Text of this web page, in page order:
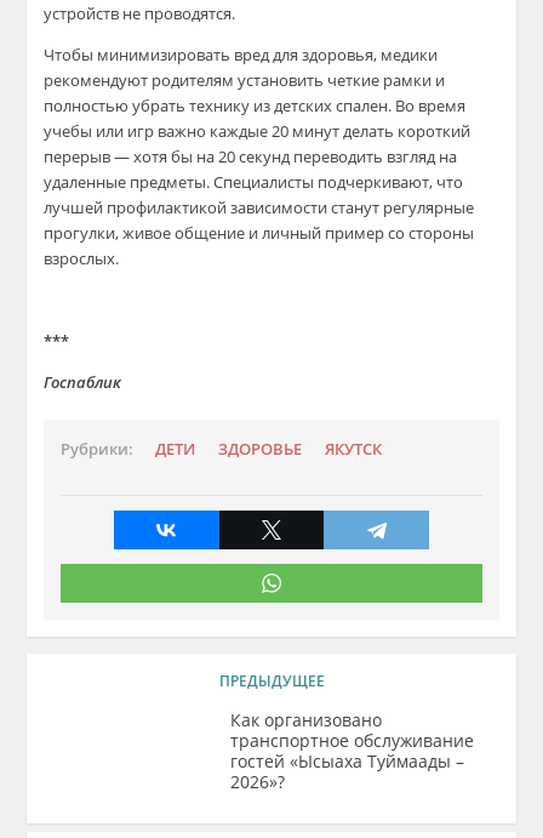
устройств не проводятся.
Чтобы минимизировать вред для здоровья, медики
рекомендуют родителям установить четкие рамки и
полностью убрать технику из детских спален. Во время
учебы или игр важно каждые 20 минут делать короткий
перерыв — хотя бы на 20 секунд переводить взгляд на
удаленные предметы. Специалисты подчеркивают, что
лучшей профилактикой зависимости станут регулярные
прогулки, живое общение и личный пример со стороны
взрослых.
***
Госпаблик
Рубрики: ДЕТИ ЗДОРОВЬЕ ЯКУТСК
ПРЕДЫДУЩЕЕ
Как организовано
транспортное обслуживание
гостей «Ысыаха Туймаады –
2026»?